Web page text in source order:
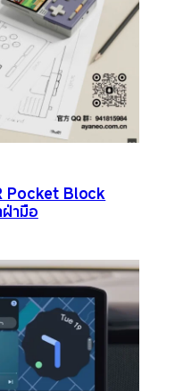
Pocket Block
ฝ่ามือ